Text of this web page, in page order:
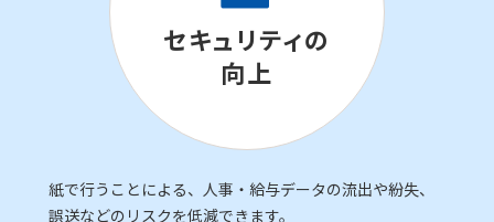
セキュリティの
向上
紙で行うことによる、人事・給与データの流出や紛失、
誤送などのリスクを低減できます。